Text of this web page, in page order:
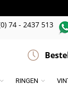
74 - 2437 513
RINGEN